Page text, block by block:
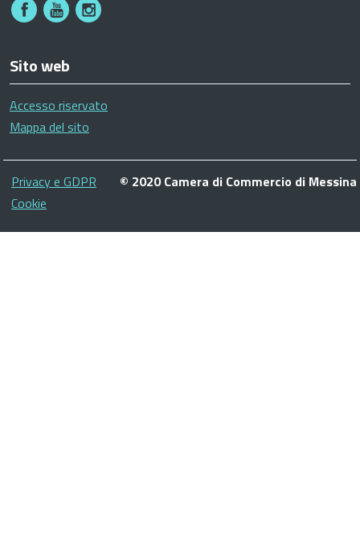
Sito web
Accesso riservato
Mappa del sito
Piè
di
pagina
Privacy e GDPR
Cookie
© 2020 Camera di Commercio di Messina